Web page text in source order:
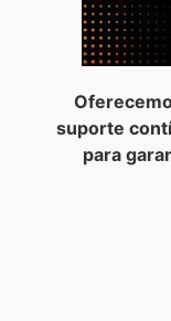
suporte
para